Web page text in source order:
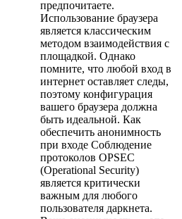
предпочитаете.
Использование браузера
является классическим
методом взаимодействия с
площадкой. Однако
помните, что любой вход в
интернет оставляет следы,
поэтому конфигурация
вашего браузера должна
быть идеальной. Как
обеспечить анонимность
при входе Соблюдение
протоколов OPSEC
(Operational Security)
является критически
важным для любого
пользователя даркнета.